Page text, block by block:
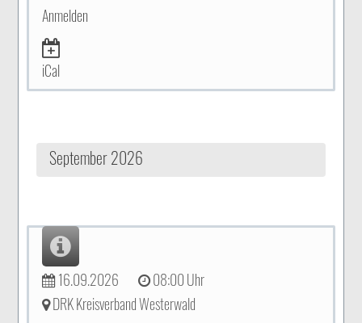
Anmelden
iCal
September 2026
16.09.2026 08:00 Uhr
DRK Kreisverband Westerwald